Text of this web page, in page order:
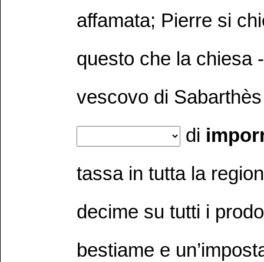
affamata; Pierre si
questo che la chiesa
vescovo di
di
tassa in tutta la
decime su tutti i
bestiame e